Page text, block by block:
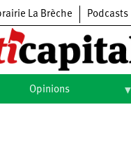
La Brèche Podcasts
Opinions